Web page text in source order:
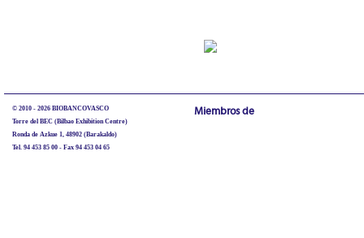
© 2010 - 2026 BIOBANCOVASCO
Torre del BEC (Bilbao Exhibition Centre)
Ronda de Azkue 1, 48902 (Barakaldo)
Tel. 94 453 85 00 - Fax 94 453 04 65
Miembros de